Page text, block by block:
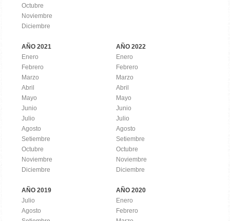
Octubre
Noviembre
Diciembre
AÑO 2021
AÑO 2022
Enero
Enero
Febrero
Febrero
Marzo
Marzo
Abril
Abril
Mayo
Mayo
Junio
Junio
Julio
Julio
Agosto
Agosto
Setiembre
Setiembre
Octubre
Octubre
Noviembre
Noviembre
Diciembre
Diciembre
AÑO 2019
AÑO 2020
Julio
Enero
Agosto
Febrero